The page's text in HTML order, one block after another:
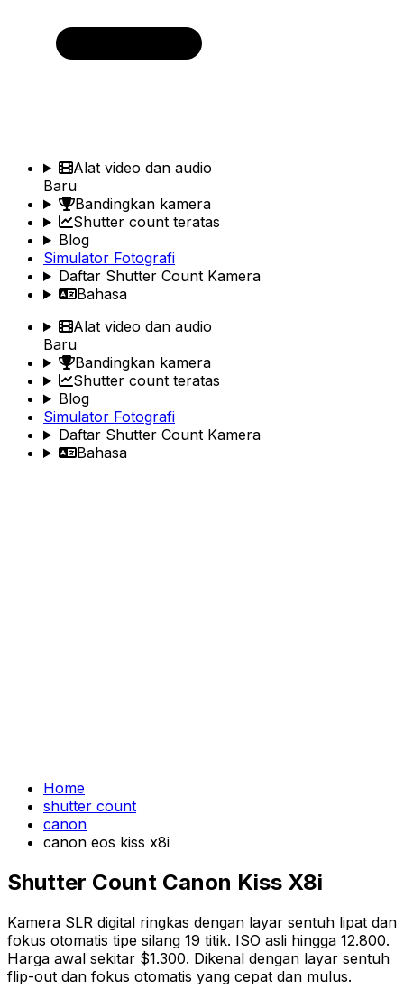
Alat video dan audio
Baru
Bandingkan kamera
Shutter count teratas
Blog
Simulator Fotografi
Daftar Shutter Count Kamera
Bahasa
Alat video dan audio
Baru
Bandingkan kamera
Shutter count teratas
Blog
Simulator Fotografi
Daftar Shutter Count Kamera
Bahasa
Home
shutter count
canon
canon eos kiss x8i
Shutter Count Canon Kiss X8i
Kamera SLR digital ringkas dengan layar sentuh lipat dan
fokus otomatis tipe silang 19 titik. ISO asli hingga 12.800.
Harga awal sekitar $1.300. Dikenal dengan layar sentuh
flip-out dan fokus otomatis yang cepat dan mulus.